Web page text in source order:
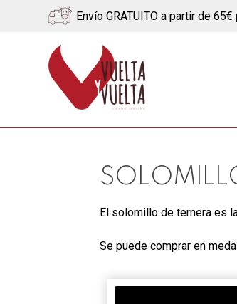
Envío GRATUITO a partir de
Ir
a
navegación
Ir
al
contenido
El solomillo de ternera es
Se puede comprar en